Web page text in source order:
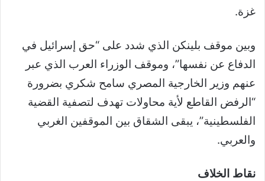
غزة.
وبين موقف بلينكن الذي شدد على “حق إسرائيل في
الدفاع عن نفسها”، وموقف الوزراء العرب الذي عبر
عنهم وزير الخارجية المصري سامح شكري بضرورة
“الرفض القاطع لأية محاولات تهدف لتصفية القضية
الفلسطينية”، يبقى الشقاق بين الموقفين الغربي
والعربي.
نقاط الخلاف